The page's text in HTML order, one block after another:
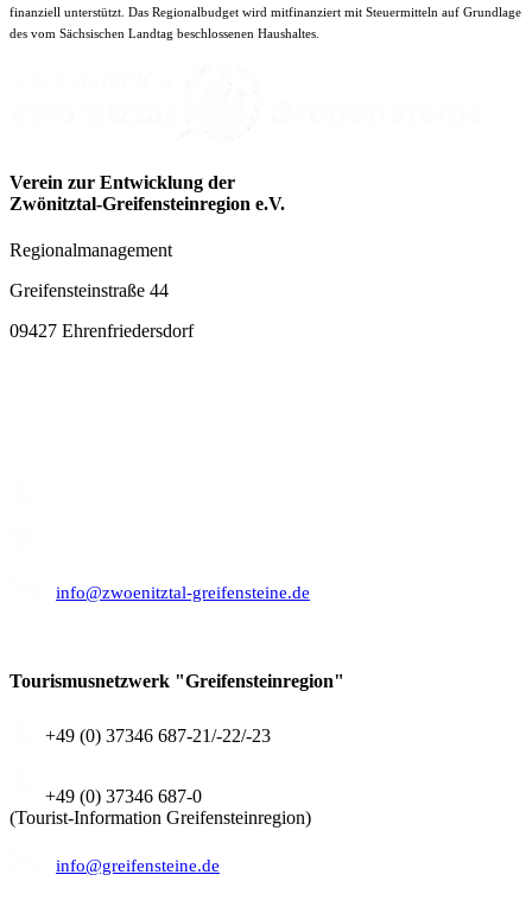
finanziell unterstützt. Das Regionalbudget wird mitfinanziert mit Steuermitteln auf Grundlage
des vom Sächsischen Landtag beschlossenen Haushaltes.
Verein zur Entwicklung der
Zwönitztal-Greifensteinregion e.V.
Regionalmanagement
Greifensteinstraße 44
09427 Ehrenfriedersdorf
info@zwoenitztal-greifensteine.de
Tourismusnetzwerk "Greifensteinregion"
+49 (0) 37346 687-21/-22/-23
+49 (0) 37346 687-0
(Tourist-Information Greifensteinregion)
info@greifensteine.de